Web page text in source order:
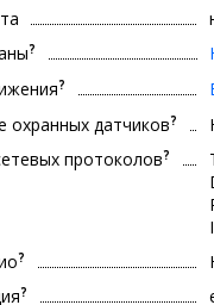
?
?
охранных датчиков?
протоколов?
?
?